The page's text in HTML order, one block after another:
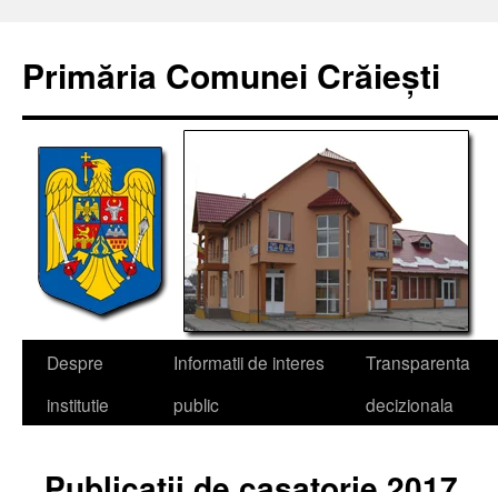
conținut
Primăria Comunei Crăiești
Despre
institutie
Informatii de interes
public
Transparenta
decizionala